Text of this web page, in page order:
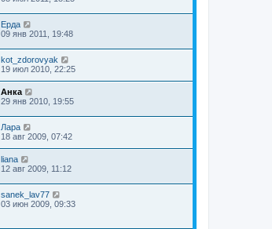
Ерда
09 янв 2011, 19:48
kot_zdorovyak
19 июл 2010, 22:25
Анка
29 янв 2010, 19:55
Лара
18 авг 2009, 07:42
liana
12 авг 2009, 11:12
sanek_lav77
03 июн 2009, 09:33